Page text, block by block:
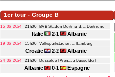
1er tour - Groupe B
15-06-202421h00BVB Stadion Dortmund, à Dortmund
Italie 2-1 Albanie
19-06-202415h00Volksparkstadion, à Hamburg
Croatie 2-2 Albanie
24-06-202421h00 Düsseldorf Arena, à Düsseldorf
Albanie 0-1 Espagne